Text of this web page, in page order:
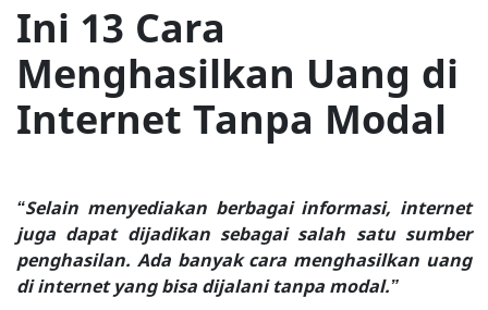
Ini 13 Cara
Menghasilkan Uang di
Internet Tanpa Modal
“Selain menyediakan berbagai informasi, internet
juga dapat dijadikan sebagai salah satu sumber
penghasilan. Ada banyak cara menghasilkan uang
di internet yang bisa dijalani tanpa modal.”